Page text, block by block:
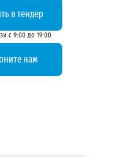
в тендер
с 9:00 до 19:00
нам